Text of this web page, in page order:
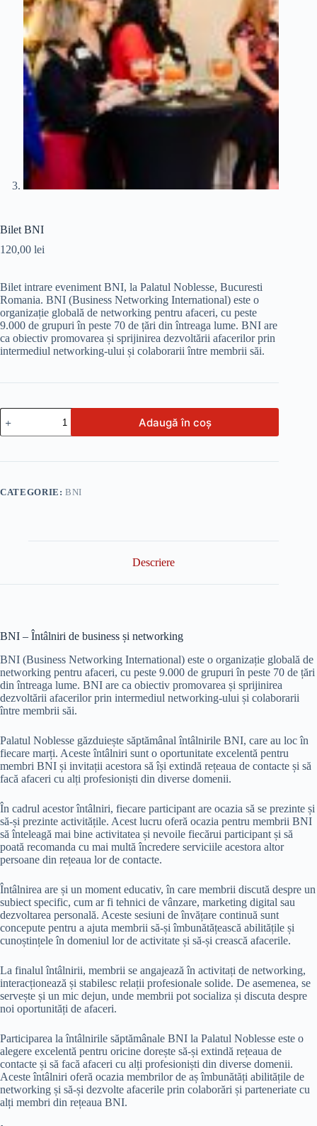
Bilet BNI
120,00 lei
Bilet intrare eveniment BNI, la Palatul Noblesse, Bucuresti
Romania. BNI (Business Networking International) este o
organizație globală de networking pentru afaceri, cu peste
9.000 de grupuri în peste 70 de țări din întreaga lume. BNI are
ca obiectiv promovarea și sprijinirea dezvoltării afacerilor prin
intermediul networking-ului și colaborarii între membrii săi.
Cantitate
Bilet
BNI
Adaugă în coș
CATEGORIE:BNI
Descriere
BNI – Întâlniri de business și networking
BNI (Business Networking International) este o organizație globală de
networking pentru afaceri, cu peste 9.000 de grupuri în peste 70 de țări
din întreaga lume. BNI are ca obiectiv promovarea și sprijinirea
dezvoltării afacerilor prin intermediul networking-ului și colaborarii
între membrii săi.
Palatul Noblesse găzduiește săptămânal întâlnirile BNI, care au loc în
fiecare marți. Aceste întâlniri sunt o oportunitate excelentă pentru
membri BNI și invitații acestora să își extindă rețeaua de contacte și să
facă afaceri cu alți profesioniști din diverse domenii.
În cadrul acestor întâlniri, fiecare participant are ocazia să se prezinte și
să-și prezinte activitățile. Acest lucru oferă ocazia pentru membrii BNI
să înteleagă mai bine activitatea și nevoile fiecărui participant și să
poată recomanda cu mai multă încredere serviciile acestora altor
persoane din rețeaua lor de contacte.
Întâlnirea are și un moment educativ, în care membrii discută despre un
subiect specific, cum ar fi tehnici de vânzare, marketing digital sau
dezvoltarea personală. Aceste sesiuni de învățare continuă sunt
concepute pentru a ajuta membrii să-și îmbunătățească abilitățile și
cunoștințele în domeniul lor de activitate și să-și crească afacerile.
La finalul întâlnirii, membrii se angajează în activitați de networking,
interacționează și stabilesc relații profesionale solide. De asemenea, se
servește și un mic dejun, unde membrii pot socializa și discuta despre
noi oportunități de afaceri.
Participarea la întâlnirile săptămânale BNI la Palatul Noblesse este o
alegere excelentă pentru oricine dorește să-și extindă rețeaua de
contacte și să facă afaceri cu alți profesioniști din diverse domenii.
Aceste întâlniri oferă ocazia membrilor de aș îmbunătăți abilitățile de
networking și să-și dezvolte afacerile prin colaborări și parteneriate cu
alți membri din rețeaua BNI.